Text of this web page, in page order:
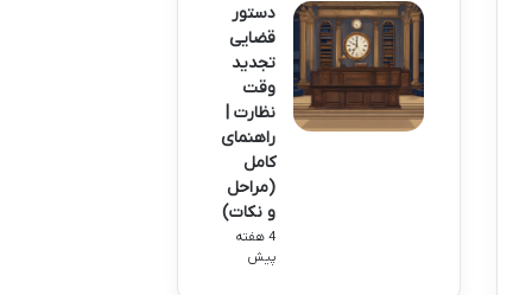
دستور
قضایی
تجدید
وقت
نظارت |
راهنمای
کامل
(مراحل
و نکات)
4 هفته
پیش